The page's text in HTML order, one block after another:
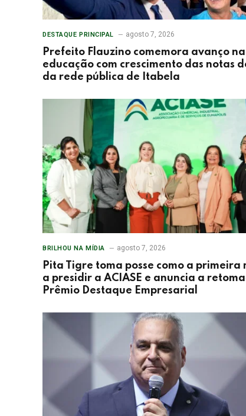
DESTAQUE PRINCIPAL agosto 7, 2026
Prefeito Flauzino comemora avanço na
educação com crescimento das notas
da rede pública de Itabela
BRILHOU NA MÍDIA agosto 7, 2026
Pita Tigre toma posse como a primeira
a presidir a ACIASE e anuncia a
Prêmio Destaque Empresarial